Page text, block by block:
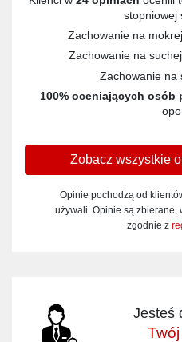
stopniowej
Zachowanie na
Zachowanie na
Zachowanie na
100% oceniających osób
Zobacz wszystkie
Opinie pochodzą od
używali. Opinie są zbierane,
zgodnie z
Jesteś